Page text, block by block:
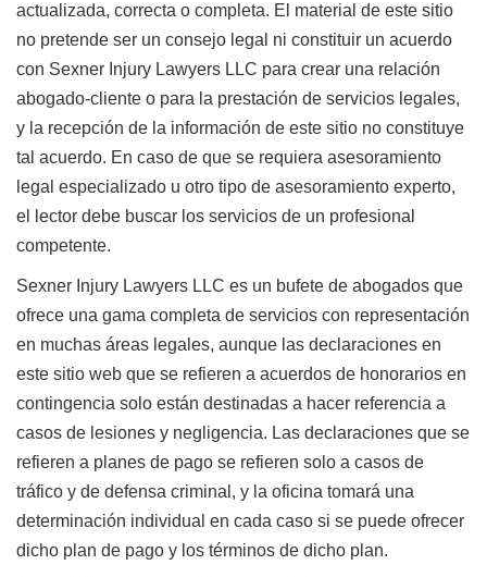
actualizada, correcta o completa. El material de este sitio
no pretende ser un consejo legal ni constituir un acuerdo
con Sexner Injury Lawyers LLC para crear una relación
abogado-cliente o para la prestación de servicios legales,
y la recepción de la información de este sitio no constituye
tal acuerdo. En caso de que se requiera asesoramiento
legal especializado u otro tipo de asesoramiento experto,
el lector debe buscar los servicios de un profesional
competente.
Sexner Injury Lawyers LLC es un bufete de abogados que
ofrece una gama completa de servicios con representación
en muchas áreas legales, aunque las declaraciones en
este sitio web que se refieren a acuerdos de honorarios en
contingencia solo están destinadas a hacer referencia a
casos de lesiones y negligencia. Las declaraciones que se
refieren a planes de pago se refieren solo a casos de
tráfico y de defensa criminal, y la oficina tomará una
determinación individual en cada caso si se puede ofrecer
dicho plan de pago y los términos de dicho plan.